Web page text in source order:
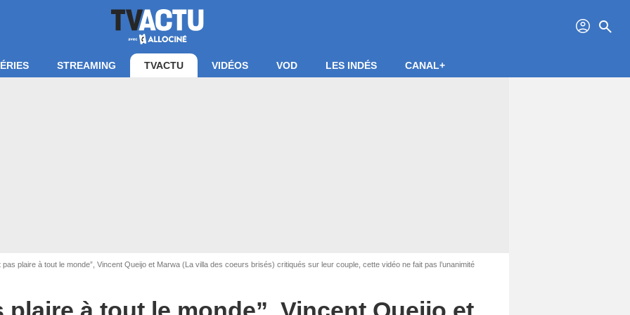
profil search
STREAMING TVACTU VIDÉOS VOD LES INDÉS CANAL+
pas plaire à tout le monde”, Vincent Queijo et Marwa (La villa des coeurs brisés) critiqués sur leur couple, cette vidéo ne fait pas l’unanimité